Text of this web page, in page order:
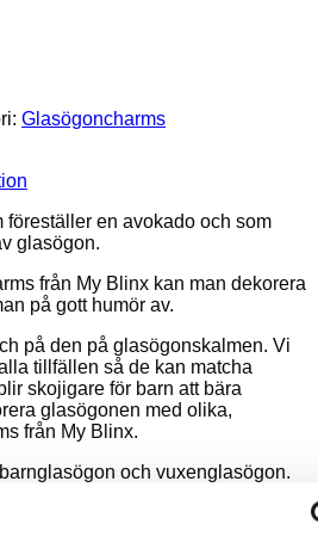
Glasögoncharms
föreställer en avokado och som
glasögon.
från My Blinx kan man dekorera
på gott humör av.
på den på glasögonskalmen. Vi
tillfällen så de kan matcha
skojigare för barn att bära
glasögonen med olika,
från My Blinx.
och vuxenglasögon.
ungefär 85 % av alla
på glasögon med breda bågar
det finns en risk att de